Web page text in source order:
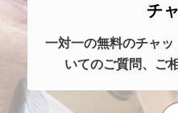
チ
一対一の無料のチャ
いてのご質問、ご